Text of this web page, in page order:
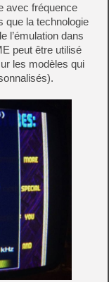
avec fréquence
que la technologie
l’émulation dans
peut être utilisé
les modèles qui